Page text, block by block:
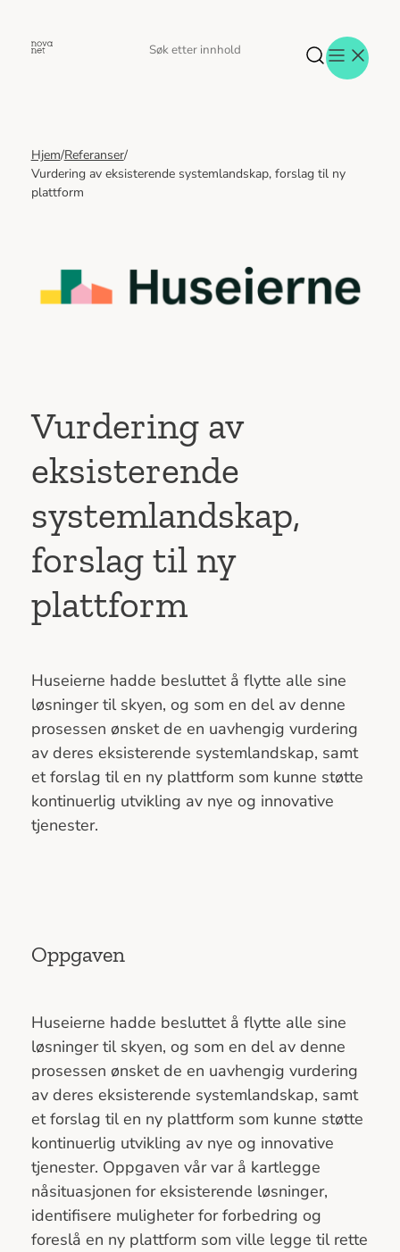
Aktuelt
Eventer
Om oss
Jobb hos oss
Søk
Søk
Hjem/Referanser/
Vurdering av eksisterende systemlandskap, forslag til ny
plattform
Vurdering av
eksisterende
systemlandskap,
forslag til ny
plattform
Huseierne hadde besluttet å flytte alle sine
løsninger til skyen, og som en del av denne
prosessen ønsket de en uavhengig vurdering
av deres eksisterende systemlandskap, samt
et forslag til en ny plattform som kunne støtte
kontinuerlig utvikling av nye og innovative
tjenester.
Oppgaven
Huseierne hadde besluttet å flytte alle sine
løsninger til skyen, og som en del av denne
prosessen ønsket de en uavhengig vurdering
av deres eksisterende systemlandskap, samt
et forslag til en ny plattform som kunne støtte
kontinuerlig utvikling av nye og innovative
tjenester. Oppgaven vår var å kartlegge
nåsituasjonen for eksisterende løsninger,
identifisere muligheter for forbedring og
foreslå en ny plattform som ville legge til rette